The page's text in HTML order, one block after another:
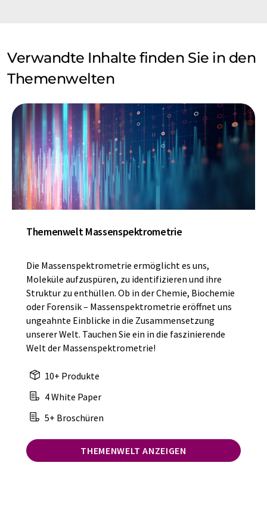
Verwandte Inhalte finden Sie in den
Themenwelten
Themenwelt Massenspektrometrie
Die Massenspektrometrie ermöglicht es uns,
Moleküle aufzuspüren, zu identifizieren und ihre
Struktur zu enthüllen. Ob in der Chemie, Biochemie
oder Forensik – Massenspektrometrie eröffnet uns
ungeahnte Einblicke in die Zusammensetzung
unserer Welt. Tauchen Sie ein in die faszinierende
Welt der Massenspektrometrie!
10+ Produkte
4 White Paper
5+ Broschüren
THEMENWELT ANZEIGEN